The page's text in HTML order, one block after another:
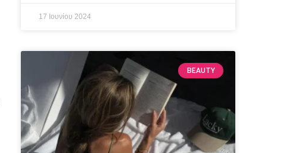
17 Ιουνίου 2024
BEAUTY